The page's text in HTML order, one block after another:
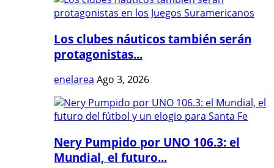
Los clubes náuticos también serán
protagonistas...
enelarea Ago 3, 2026
Nery Pumpido por UNO 106.3: el
Mundial, el futuro...